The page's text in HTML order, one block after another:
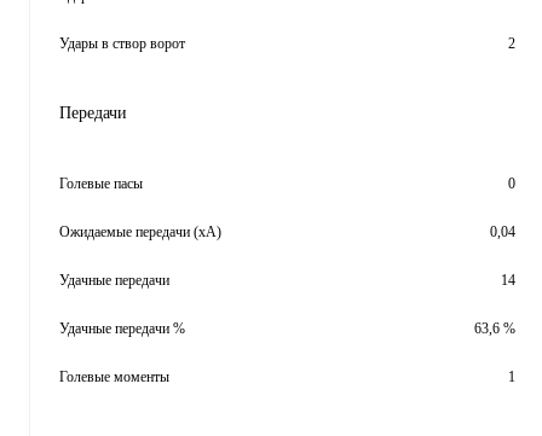
Удары в створ ворот 2
Передачи
Голевые пасы 0
Ожидаемые передачи (xA) 0,04
Удачные передачи 14
Удачные передачи % 63,6 %
Голевые моменты 1